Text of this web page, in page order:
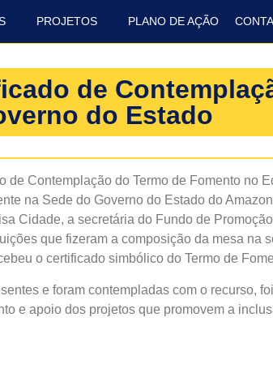
PROJETOS PLANO DE AÇÃO
de
do Estado
Contemplação do Termo de Fomento no
na Sede do Governo do Estado do
Cidade, a secretária do Fundo de
que fizeram a composição da mesa na
o certificado simbólico do Termo de
e foram contempladas com o recurso,
e apoio dos projetos que promovem a